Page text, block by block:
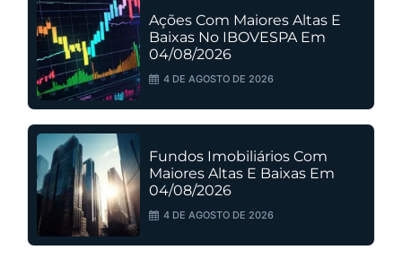
Ações Com Maiores Altas E
Baixas No IBOVESPA Em
04/08/2026
4 DE AGOSTO DE 2026
Fundos Imobiliários Com
Maiores Altas E Baixas Em
04/08/2026
4 DE AGOSTO DE 2026